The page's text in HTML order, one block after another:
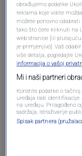
obrađujemo podatke
reklama koje vidite
možete ponovno
tako što ćete kliknuti na
web stranice [ili
je primjenjivo]. Vaš
više detalja, pogledajte
informacija o vašoj
Mi i naši partneri
Koristite podatke o
uređaja radi
na uređaju. Prilagođeno
sadržaja, istraživanje
Spisak partnera